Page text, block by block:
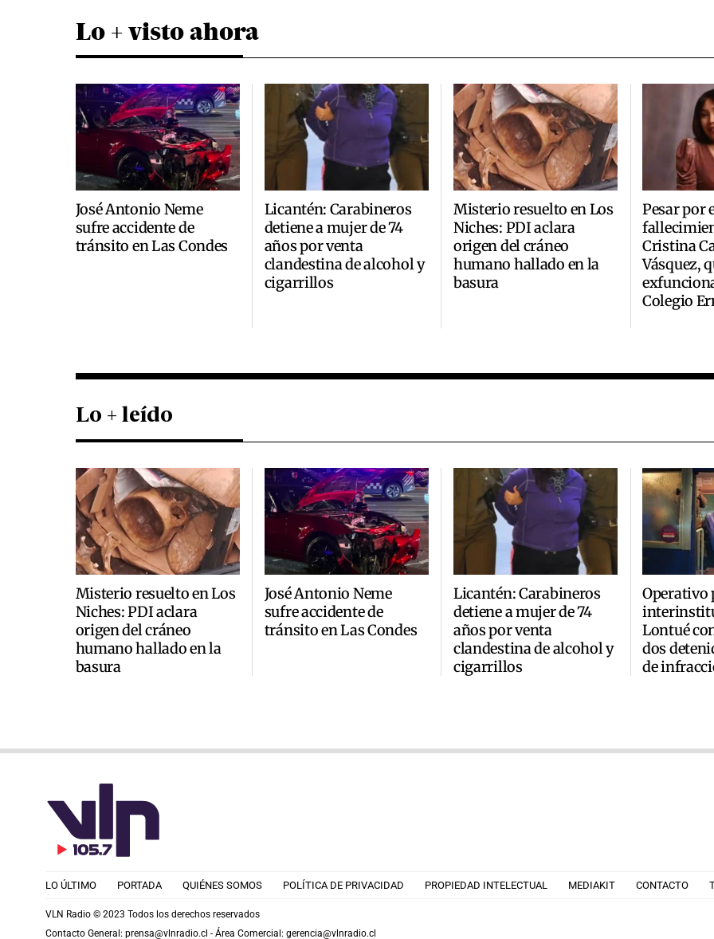
Lo + visto ahora
José Antonio Neme
sufre accidente de
tránsito en Las Condes
Licantén: Carabineros
detiene a mujer de 74
años por venta
clandestina de alcohol y
cigarrillos
Misterio resuelto en Los
Niches: PDI aclara
origen del cráneo
humano hallado en la
basura
Pesar por
Cristina
Vásquez,
Colegio
Lo + leído
Misterio resuelto en Los
Niches: PDI aclara
origen del cráneo
humano hallado en la
basura
José Antonio Neme
sufre accidente de
tránsito en Las Condes
Licantén: Carabineros
detiene a mujer de 74
años por venta
clandestina de alcohol y
cigarrillos
Operativo
Lontué
dos
de
LO ÚLTIMO PORTADA QUIÉNES SOMOS POLÍTICA DE PRIVACIDAD PROPIEDAD INTELECTUAL MEDIAKIT CONTACTO
VLN Radio © 2023 Todos los derechos reservados
Contacto General: prensa@vlnradio.cl - Área Comercial: gerencia@vlnradio.cl